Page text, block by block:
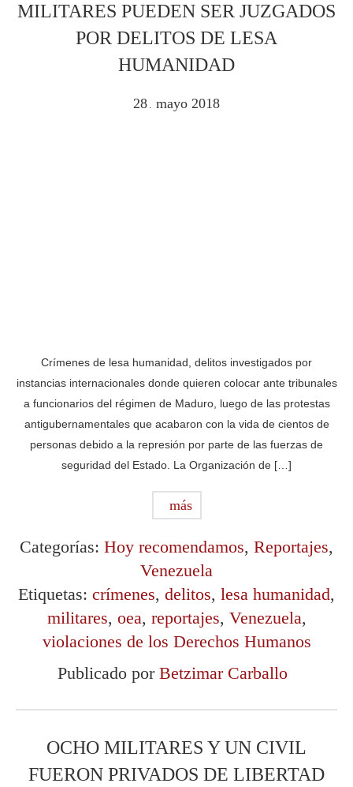
MILITARES PUEDEN SER JUZGADOS
POR DELITOS DE LESA
HUMANIDAD
28 . mayo 2018
Crímenes de lesa humanidad, delitos investigados por
instancias internacionales donde quieren colocar ante tribunales
a funcionarios del régimen de Maduro, luego de las protestas
antigubernamentales que acabaron con la vida de cientos de
personas debido a la represión por parte de las fuerzas de
seguridad del Estado. La Organización de […]
más
Categorías: Hoy recomendamos, Reportajes,
Venezuela
Etiquetas: crímenes, delitos, lesa humanidad,
militares, oea, reportajes, Venezuela,
violaciones de los Derechos Humanos
Publicado por Betzimar Carballo
OCHO MILITARES Y UN CIVIL
FUERON PRIVADOS DE LIBERTAD